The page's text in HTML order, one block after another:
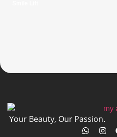
Your Beauty, Our Passion.